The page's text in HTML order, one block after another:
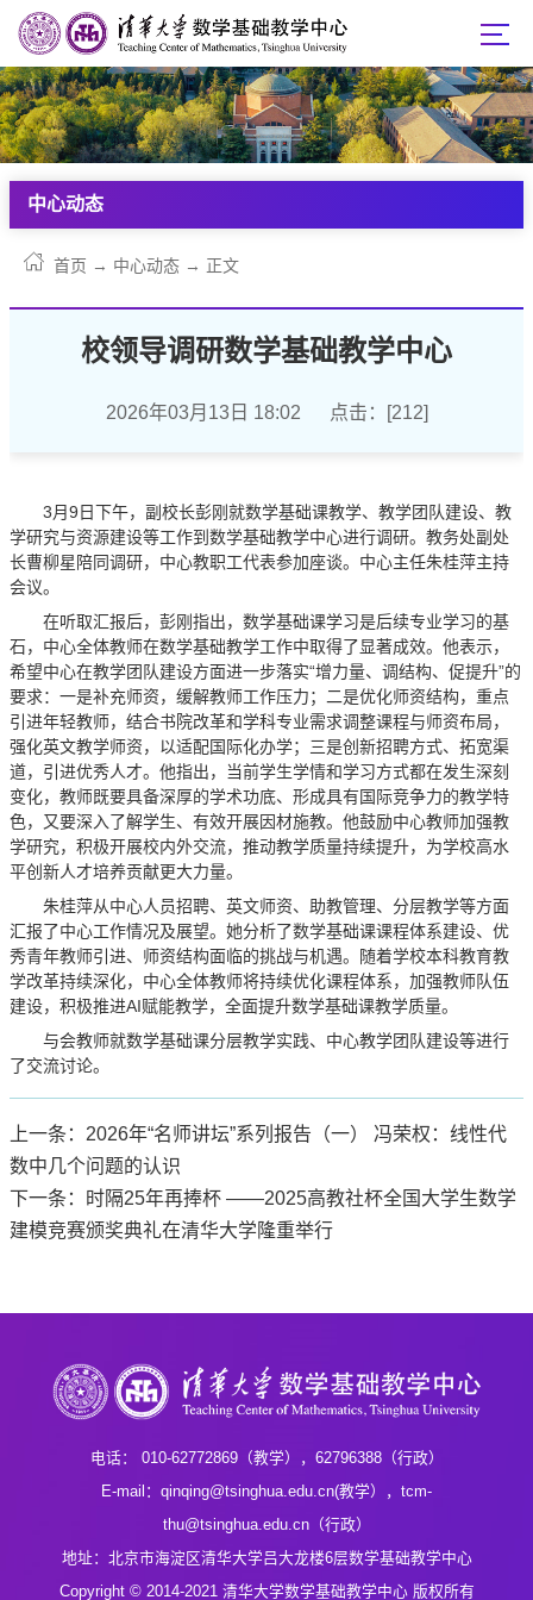
中心动态
首页 → 中心动态 → 正文
校领导调研数学基础教学中心
2026年03月13日 18:02 点击：[212]
3月9日下午，副校长彭刚就数学基础课教学、教学团队建设、教
学研究与资源建设等工作到数学基础教学中心进行调研。教务处副处
长曹柳星陪同调研，中心教职工代表参加座谈。中心主任朱桂萍主持
会议。
在听取汇报后，彭刚指出，数学基础课学习是后续专业学习的基
石，中心全体教师在数学基础教学工作中取得了显著成效。他表示，
希望中心在教学团队建设方面进一步落实“增力量、调结构、促提升”的
要求：一是补充师资，缓解教师工作压力；二是优化师资结构，重点
引进年轻教师，结合书院改革和学科专业需求调整课程与师资布局，
强化英文教学师资，以适配国际化办学；三是创新招聘方式、拓宽渠
道，引进优秀人才。他指出，当前学生学情和学习方式都在发生深刻
变化，教师既要具备深厚的学术功底、形成具有国际竞争力的教学特
色，又要深入了解学生、有效开展因材施教。他鼓励中心教师加强教
学研究，积极开展校内外交流，推动教学质量持续提升，为学校高水
平创新人才培养贡献更大力量。
朱桂萍从中心人员招聘、英文师资、助教管理、分层教学等方面
汇报了中心工作情况及展望。她分析了数学基础课课程体系建设、优
秀青年教师引进、师资结构面临的挑战与机遇。随着学校本科教育教
学改革持续深化，中心全体教师将持续优化课程体系，加强教师队伍
建设，积极推进AI赋能教学，全面提升数学基础课教学质量。
与会教师就数学基础课分层教学实践、中心教学团队建设等进行
了交流讨论。
上一条：2026年“名师讲坛”系列报告（一） 冯荣权：线性代
数中几个问题的认识
下一条：时隔25年再捧杯 ——2025高教社杯全国大学生数学
建模竞赛颁奖典礼在清华大学隆重举行
电话： 010-62772869（教学），62796388（行政）
E-mail：qinqing@tsinghua.edu.cn(教学），tcm-
thu@tsinghua.edu.cn（行政）
地址：北京市海淀区清华大学吕大龙楼6层数学基础教学中心
Copyright © 2014-2021 清华大学数学基础教学中心 版权所有